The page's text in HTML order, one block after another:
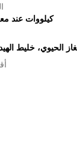
600 كيلووات عند
الحيوي، خليط